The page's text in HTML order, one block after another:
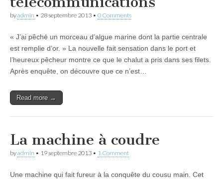
byadmin • 28 septembre 2013 • 0 Comments
« J’ai pêché un morceau d’algue marine dont la partie centrale
est remplie d’or. » La nouvelle fait sensation dans le port et
l’heureux pêcheur montre ce que le chalut a pris dans ses filets.
Après enquête, on découvre que ce n’est…
Read more →
La machine à coudre
byadmin • 19 septembre 2013 • 1 Comment
Une machine qui fait fureur à la conquête du cousu main. Cet